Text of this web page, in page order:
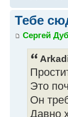
Тебе
Сергей
Это
Он
Давно